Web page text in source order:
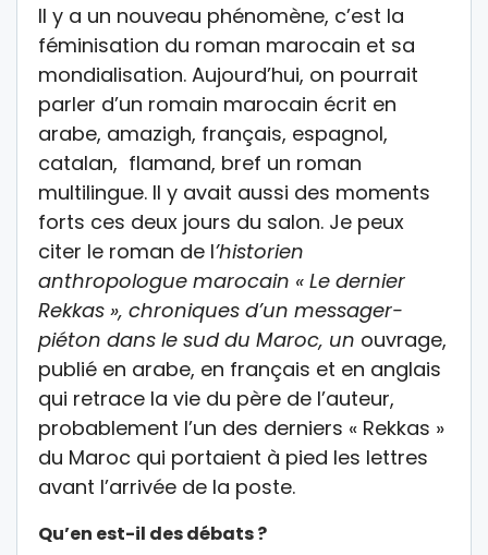
Il y a un nouveau phénomène, c’est la
féminisation du roman marocain et sa
mondialisation. Aujourd’hui, on pourrait
parler d’un romain marocain écrit en
arabe, amazigh, français, espagnol,
catalan, flamand, bref un roman
multilingue. Il y avait aussi des moments
forts ces deux jours du salon. Je peux
citer le roman de l’historien
anthropologue marocain « Le dernier
Rekkas », chroniques d’un messager-
piéton dans le sud du Maroc, un ouvrage,
publié en arabe, en français et en anglais
qui retrace la vie du père de l’auteur,
probablement l’un des derniers « Rekkas »
du Maroc qui portaient à pied les lettres
avant l’arrivée de la poste.
Qu’en est-il des débats ?